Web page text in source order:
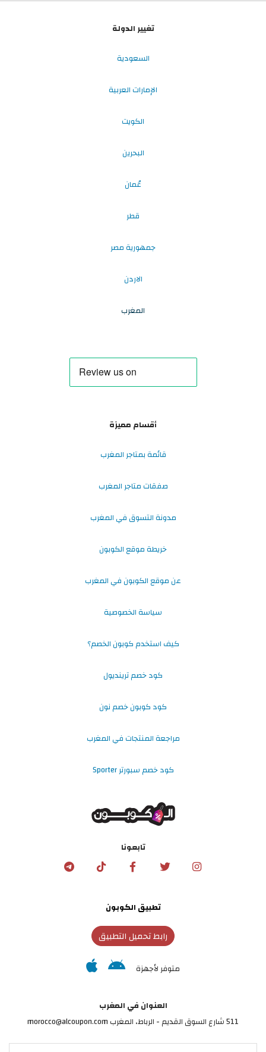
تغيير الدولة
السعودية
الإمارات العربية
الكويت
البحرين
عُمان
قطر
جمهورية مصر
الاردن
المغرب
أقسام مميزة
قائمة بمتاجر المغرب
صفقات متاجر المغرب
مدونة التسوق في المغرب
خريطة موقع الكوبون
عن موقع الكوبون في المغرب
سياسة الخصوصية
كيف استخدم كوبون الخصم؟
كود خصم ترينديول
كود كوبون خصم نون
مراجعة المنتجات في المغرب
كود خصم سبورتر Sporter
تابعونا
تطبيق الكوبون
رابط تحميل التطبيق
متوفر لأجهزة
العنوان في المغرب
511 شارع السوق القديم - الرباط، المغرب morocco@alcoupon.com